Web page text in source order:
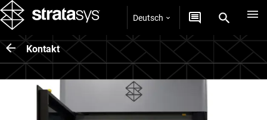
Deutsch
Kontakt